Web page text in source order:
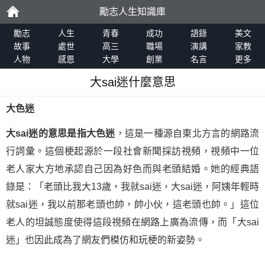
勵
志
勵志人生知識庫
勵志 人生 青春 成功 語錄
美文
故事
處世 高三 職場 演講
家教
人物
感恩 大學 創業 名言 更多
大sai迷什麼意思
大色迷
大sai迷的意思是指大色迷 ，這是一種源自東北方言的網路流
行詞彙。這個梗起源於一段社會新聞採訪視頻，視頻中一位
老人家大方地承認自己因為好色而與老頭結婚。她的經典語
錄是：「老頭比我大13歲，我就sai迷，大sai迷，阿姨年輕時
就sai迷，我以前那老頭也帥，帥小伙，這老頭也帥。」這位
老人的坦誠態度使得這段視頻在網路上廣為流傳，而「大sai
迷」也因此成為了網友們模仿和玩梗的新姿勢。